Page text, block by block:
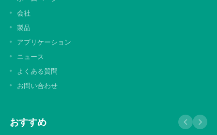
会社
製品
アプリケーション
ニュース
よくある質問
お問い合わせ
おすすめ